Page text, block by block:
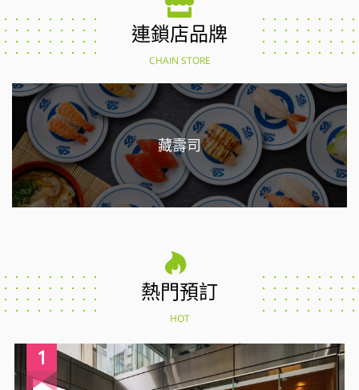
連鎖店品牌
CHAIN STORE
藏壽司
熱門預訂
HOT
1